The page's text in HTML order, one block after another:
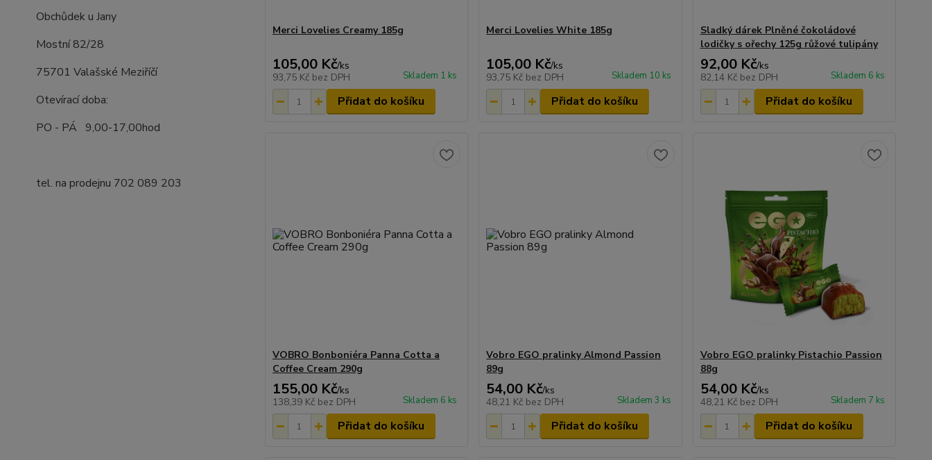
Obchůdek u Jany
Mostní 82/28
75701 Valašské Meziříčí
Otevírací doba:
PO - PÁ 9,00-17,00hod
tel. na prodejnu 702 089 203
Merci Lovelies Creamy 185g
105,00 Kč/ks
93,75 Kč bez DPH Skladem 1 ks
Přidat do košíku
Merci Lovelies White 185g
105,00 Kč/ks
93,75 Kč bez DPH Skladem 10 ks
Přidat do košíku
Sladký dárek Plněné čokoládové
lodičky s ořechy 125g růžové tulipány
92,00 Kč/ks
82,14 Kč bez DPH Skladem 6 ks
Přidat do košíku
VOBRO Bonboniéra Panna Cotta a
Coffee Cream 290g
155,00 Kč/ks
138,39 Kč bez DPH Skladem 6 ks
Přidat do košíku
Vobro EGO pralinky Almond Passion
89g
54,00 Kč/ks
48,21 Kč bez DPH Skladem 3 ks
Přidat do košíku
Vobro EGO pralinky Pistachio Passion
88g
54,00 Kč/ks
48,21 Kč bez DPH Skladem 7 ks
Přidat do košíku